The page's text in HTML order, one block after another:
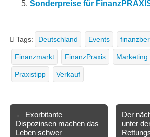
Sonderpreise für
Tags: Deutschland Events
Finanzmarkt FinanzPraxis Marketing
Praxistipp Verkauf
navigation
← Exorbitante
Dispozinsen machen das
Leben schwer
Der
unter